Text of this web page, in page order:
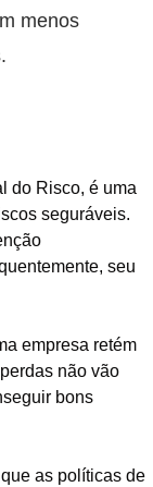
menos
do Risco, é uma
seguráveis.
seu
empresa retém
não vão
bons
as políticas de